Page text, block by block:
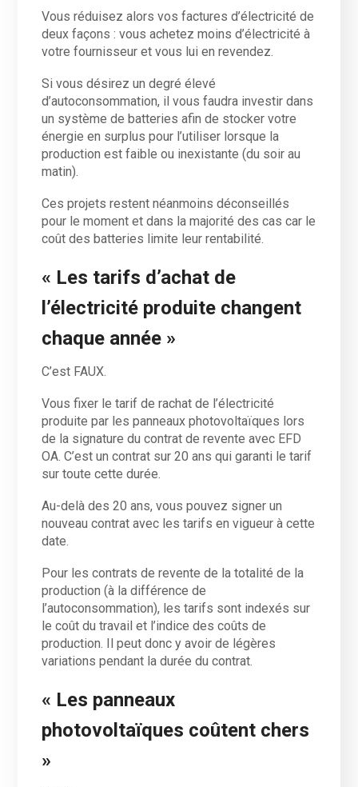
Vous réduisez alors vos factures d’électricité de
deux façons : vous achetez moins d’électricité à
votre fournisseur et vous lui en revendez.
Si vous désirez un degré élevé
d’autoconsommation, il vous faudra investir dans
un système de batteries afin de stocker votre
énergie en surplus pour l’utiliser lorsque la
production est faible ou inexistante (du soir au
matin).
Ces projets restent néanmoins déconseillés
pour le moment et dans la majorité des cas car le
coût des batteries limite leur rentabilité.
« Les tarifs d’achat de
l’électricité produite changent
chaque année »
C’est FAUX.
Vous fixer le tarif de rachat de l’électricité
produite par les panneaux photovoltaïques lors
de la signature du contrat de revente avec EFD
OA. C’est un contrat sur 20 ans qui garanti le tarif
sur toute cette durée.
Au-delà des 20 ans, vous pouvez signer un
nouveau contrat avec les tarifs en vigueur à cette
date.
Pour les contrats de revente de la totalité de la
production (à la différence de
l’autoconsommation), les tarifs sont indexés sur
le coût du travail et l’indice des coûts de
production. Il peut donc y avoir de légères
variations pendant la durée du contrat.
« Les panneaux
photovoltaïques coûtent chers
»